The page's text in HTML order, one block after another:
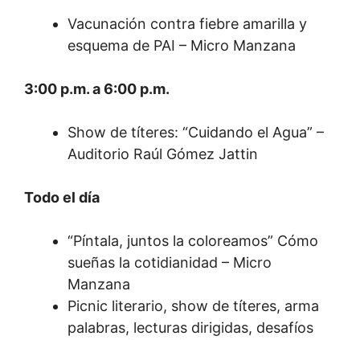
Vacunación contra fiebre amarilla y
esquema de PAI – Micro Manzana
3:00 p.m. a 6:00 p.m.
Show de títeres: “Cuidando el Agua” –
Auditorio Raúl Gómez Jattin
Todo el día
“Píntala, juntos la coloreamos” Cómo
sueñas la cotidianidad – Micro
Manzana
Picnic literario, show de títeres, arma
palabras, lecturas dirigidas, desafíos